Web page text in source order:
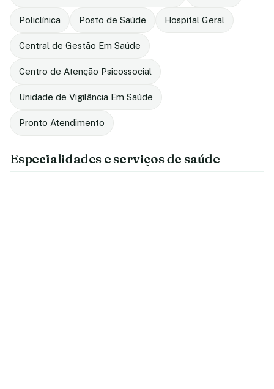
Policlínica Posto de Saúde Hospital Geral
Central de Gestão Em Saúde
Centro de Atenção Psicossocial
Unidade de Vigilância Em Saúde
Pronto Atendimento
Especialidades e serviços de saúde